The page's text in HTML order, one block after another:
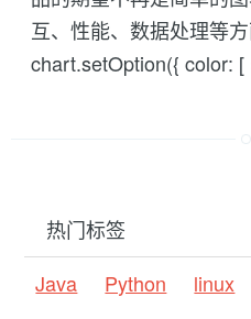
互、性能、数据处理等方
chart.setOption({ color: [
热门标签
Java
Python linux